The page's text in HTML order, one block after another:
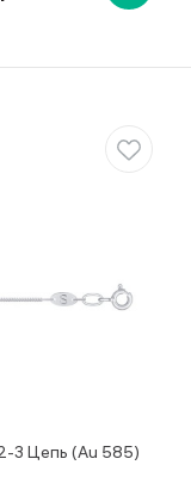
3 Цепь (Au 585)